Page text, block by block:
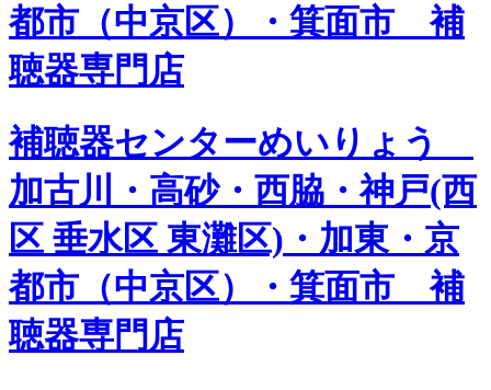
都市（中京区）・箕面市 補
聴器専門店
補聴器センターめいりょう
加古川・高砂・西脇・神戸(西
区 垂水区 東灘区)・加東・京
都市（中京区）・箕面市 補
聴器専門店